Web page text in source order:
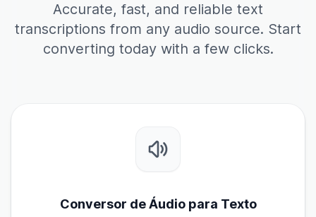
Accurate, fast, and reliable text
transcriptions from any audio source. Start
converting today with a few clicks.
Conversor de Áudio para Texto